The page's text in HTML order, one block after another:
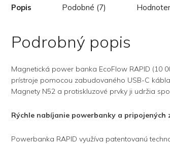
Popis Podobné (7)
Podrobný popis
Magnetická power banka EcoFlow RAPID (10
prístroje pomocou zabudovaného USB-C
Magnety N52 a protiskluzové prvky ji udržia
Rýchle nabíjanie powerbanky a pripojených
Powerbanka RAPID využíva patentovanú